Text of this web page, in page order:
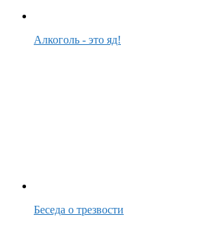
Алкоголь - это яд!
Беседа о трезвости